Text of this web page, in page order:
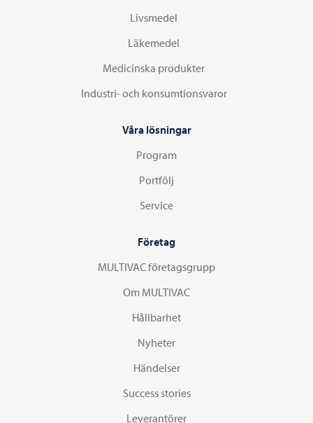
Livsmedel
Läkemedel
Medicinska produkter
Industri- och konsumtionsvaror
Våra lösningar
Program
Portfölj
Service
Företag
MULTIVAC företagsgrupp
Om MULTIVAC
Hållbarhet
Nyheter
Händelser
Success stories
Leverantörer